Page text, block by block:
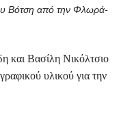
Βότση από την Φλωρά-
και Βασίλη Νικόλτσιο
υλικού για την